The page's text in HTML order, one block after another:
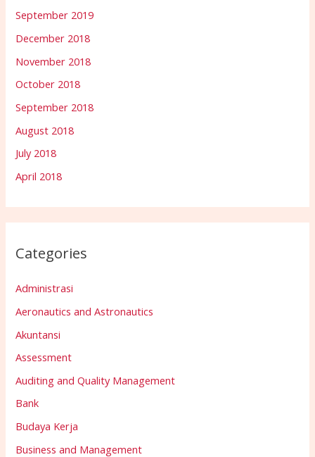
September 2019
December 2018
November 2018
October 2018
September 2018
August 2018
July 2018
April 2018
Categories
Administrasi
Aeronautics and Astronautics
Akuntansi
Assessment
Auditing and Quality Management
Bank
Budaya Kerja
Business and Management